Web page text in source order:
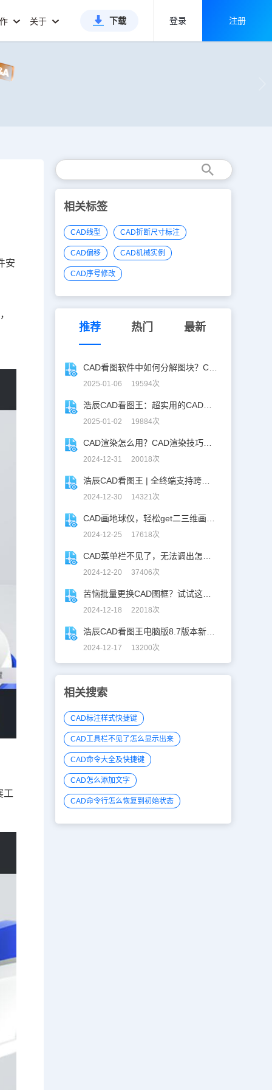
关于 下载 登录 注册
安
工
相关标签
CAD线型 CAD折断尺寸标注
CAD偏移 CAD机械实例
CAD序号修改
推荐 热门 最新
2025-01-06 19594次
2025-01-02 19884次
2024-12-31 20018次
2024-12-30 14321次
2024-12-25 17618次
2024-12-20 37406次
2024-12-18 22018次
2024-12-17 13200次
相关搜索
CAD标注样式快捷键
CAD工具栏不见了怎么显示出来
CAD命令大全及快捷键
CAD怎么添加文字
CAD命令行怎么恢复到初始状态